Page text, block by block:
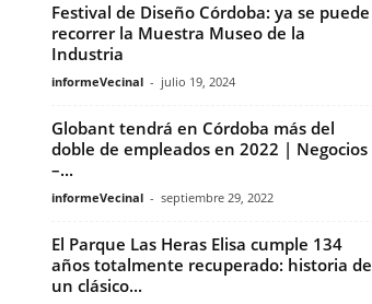
Festival de Diseño Córdoba: ya se puede
recorrer la Muestra Museo de la
Industria
informeVecinal - julio 19, 2024
Globant tendrá en Córdoba más del
doble de empleados en 2022 | Negocios
–...
informeVecinal - septiembre 29, 2022
El Parque Las Heras Elisa cumple 134
años totalmente recuperado: historia de
un clásico...